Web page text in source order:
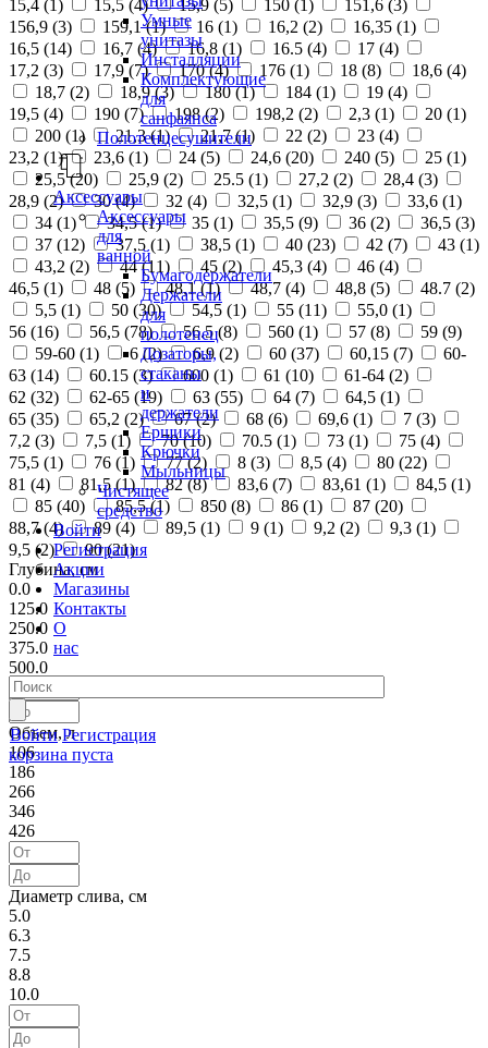
Умные
унитазы
Инсталляции
Комплектующие
для
санфаянса
Полотенцесушители
Аксессуары
Аксессуары
для
ванной
Бумагодержатели
Держатели
для
полотенец
Дозаторы,
стаканы
и
держатели
Ершики
Крючки
Мыльницы
Чистящее
средство
Войти
Регистрация
Акции
Магазины
Контакты
О
нас
Войти Регистрация
корзина пуста
15,4 (1 ) 15,5 (4) 15,9 (5) 150 (1 ) 151,6 (3)
156,9 (3) 159,1 (1) 16 (1) 16,2 (2) 16,35 (1)
16,5 (14) 16,7 (4) 16,8 (1) 16.5 (4) 17 (4)
17,2 (3) 17,9 (7) 170 (4) 176 (1) 18 (8) 18,6 (4)
18,7 (2) 18,9 (3) 180 (1) 184 (1) 19 (4)
19,5 (4) 190 (7) 198 (2) 198,2 (2) 2,3 (1) 20 (1)
200 (1) 21,3 (1) 21,7 (1) 22 (2) 23 (4)
23,2 (1) 23,6 (1) 24 (5) 24,6 (20) 240 (5) 25 (1)
25,5 (20) 25,9 (2) 25.5 (1) 27,2 (2) 28,4 (3)
28,9 (2) 30 (4) 32 (4) 32,5 (1) 32,9 (3) 33,6 (1)
34 (1) 34,5 (1) 35 (1) 35,5 (9) 36 (2) 36,5 (3)
37 (12) 37,5 (1) 38,5 (1) 40 (23) 42 (7) 43 (1)
43,2 (2) 44 (11) 45 (2) 45,3 (4) 46 (4)
46,5 (1) 48 (5) 48,1 (1) 48,7 (4) 48,8 (5) 48.7 (2)
5,5 (1) 50 (30) 54,5 (1) 55 (11) 55,0 (1)
56 (16) 56,5 (78) 56.5 (8) 560 (1) 57 (8) 59 (9)
59-60 (1) 6 (2) 6,9 (2) 60 (37) 60,15 (7)
60-
63 (14) 60.15 (3) 600 (1) 61 (10) 61-64 (2)
62 (32) 62-65 (19) 63 (55) 64 (7) 64,5 (1)
65 (35) 65,2 (2) 67 (2) 68 (6) 69,6 (1) 7 (3)
7,2 (3) 7,5 (1) 70 (10) 70.5 (1) 73 (1) 75 (4)
75,5 (1) 76 (1) 77 (2) 8 (3) 8,5 (4) 80 (22)
81 (4) 81,5 (1) 82 (8) 83,6 (7) 83,61 (1) 84,5 (1)
85 (40) 85,5 (1) 850 (8) 86 (1) 87 (20)
88,7 (4) 89 (4) 89,5 (1) 9 (1) 9,2 (2) 9,3 (1)
9,5 (2) 90 (21)
Глубина, см
0.0
125.0
250.0
375.0
500.0
Объем, л
106
186
266
346
426
Диаметр слива, см
5.0
6.3
7.5
8.8
10.0